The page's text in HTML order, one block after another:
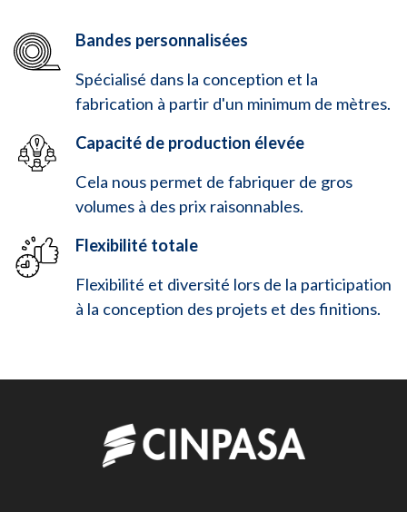
Bandes personnalisées
Spécialisé dans la conception et la
fabrication à partir d'un minimum de mètres.
Capacité de production élevée
Cela nous permet de fabriquer de gros
volumes à des prix raisonnables.
Flexibilité totale
Flexibilité et diversité lors de la participation
à la conception des projets et des finitions.